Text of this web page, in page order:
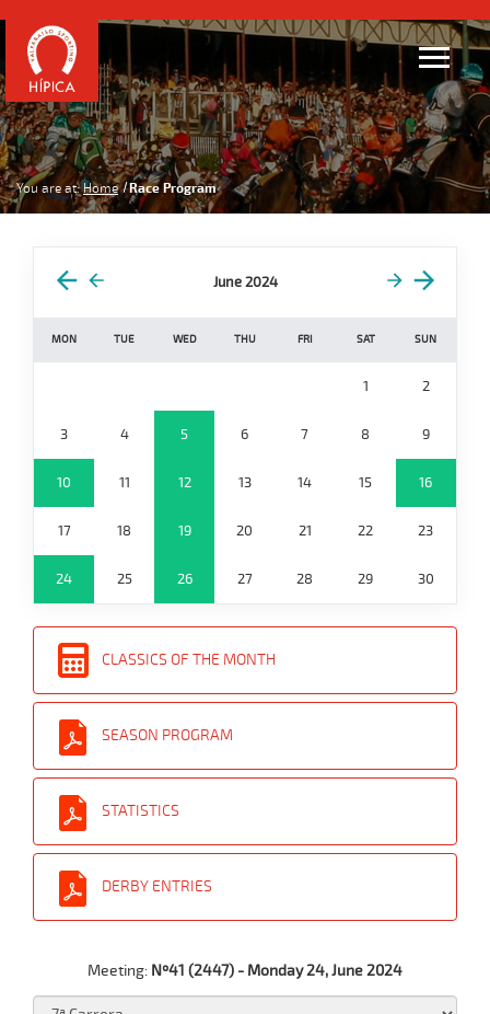
You are at: Home Race Program
June 2024
MON TUE WED THU FRI SAT SUN
1 2
3 4 5 6 7 8 9
10 11 12 13 14 15 16
17 18 19 20 21 22 23
24 25 26 27 28 29 30
CLASSICS OF THE MONTH
SEASON PROGRAM
STATISTICS
DERBY ENTRIES
Meeting: Nº41 (2447) - Monday 24, June 2024